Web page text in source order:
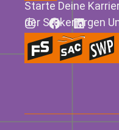
Starte Deine
der Stükerjürgen